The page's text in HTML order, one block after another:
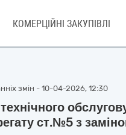
КОМЕРЦІЙНІ ЗАКУПІВЛІ
змін - 10-04-2026, 12:30
ст.№5 з